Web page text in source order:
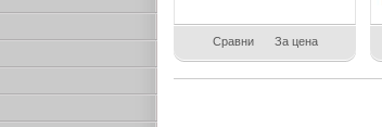
Сравни За цена